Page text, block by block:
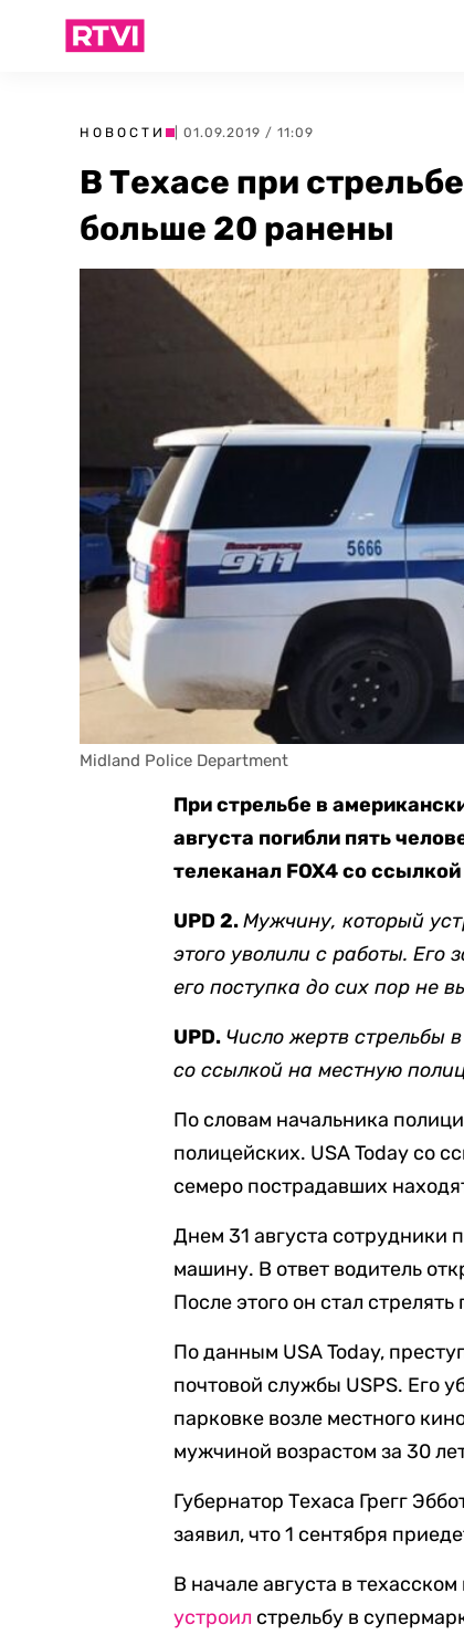
НОВОСТИ | 01.09.2019 / 11:09
В Техасе при
больше 20 ранены
Midland Police Department
При стрельбе в
августа погибли пять
телеканал FOX4 со
UPD 2.Мужчину, который
этого уволили с работы. Его
его поступка до сих пор не
UPD. Число жертв стрельбы
со ссылкой на местную
По словам начальника
полицейских. USA Today со
семеро пострадавших
Днем 31 августа сотрудники
машину. В ответ водитель
После этого он стал
По данным USA Today,
почтовой службы USPS. Его
парковке возле местного
мужчиной возрастом за 30
Губернатор Техаса Грегг
заявил, что 1 сентября
В начале августа в
устроил стрельбу в